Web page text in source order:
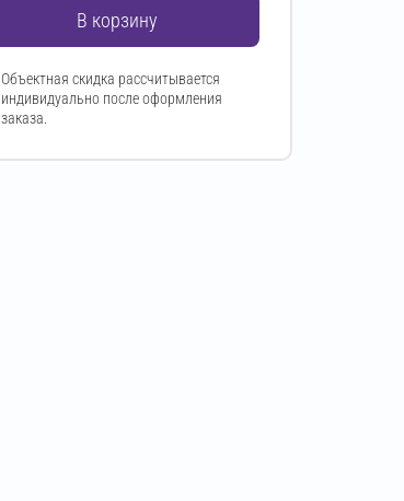
В корзину
Объектная скидка рассчитывается
индивидуально после оформления
заказа.